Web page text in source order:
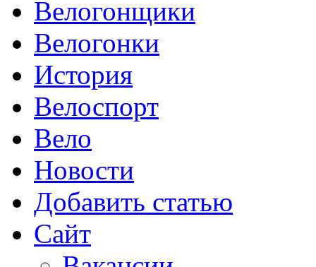
Велогонщики
Велогонки
История
Велоспорт
Вело
Новости
Добавить статью
Сайт